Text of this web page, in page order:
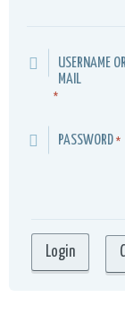
USERNAME
MAIL
*
PASSWORD *